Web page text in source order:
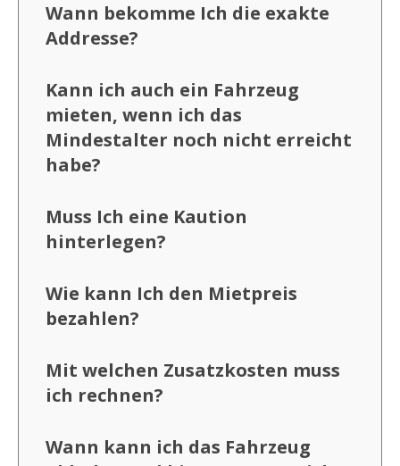
Wann bekomme Ich die exakte
Addresse?
Kann ich auch ein Fahrzeug
mieten, wenn ich das
Mindestalter noch nicht erreicht
habe?
Muss Ich eine Kaution
hinterlegen?
Wie kann Ich den Mietpreis
bezahlen?
Mit welchen Zusatzkosten muss
ich rechnen?
Wann kann ich das Fahrzeug